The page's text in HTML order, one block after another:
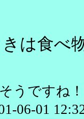
は食べ
うですね
06-01